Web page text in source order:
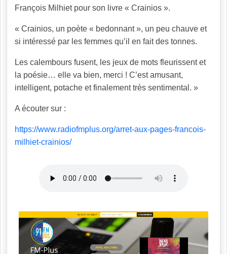
François Milhiet pour son livre « Crainios ».
« Crainios, un poète « bedonnant », un peu chauve et
si intéressé par les femmes qu’il en fait des tonnes.
Les calembours fusent, les jeux de mots fleurissent et
la poésie… elle va bien, merci ! C’est amusant,
intelligent, potache et finalement très sentimental. »
A écouter sur :
https://www.radiofmplus.org/arret-aux-pages-francois-
milhiet-crainios/